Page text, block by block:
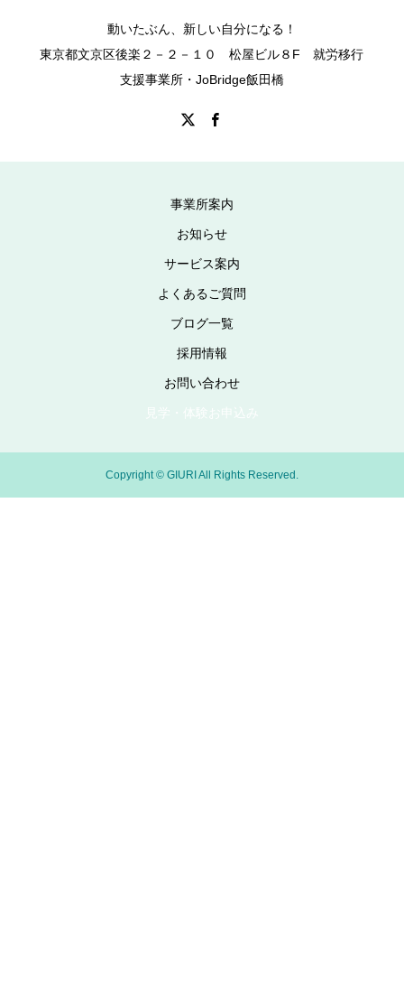
動いたぶん、新しい自分になる！
東京都文京区後楽２－２－１０ 松屋ビル８F 就労移行
支援事業所・JoBridge飯田橋
事業所案内
お知らせ
サービス案内
よくあるご質問
ブログ一覧
採用情報
お問い合わせ
見学・体験お申込み
Copyright © GIURI All Rights Reserved.